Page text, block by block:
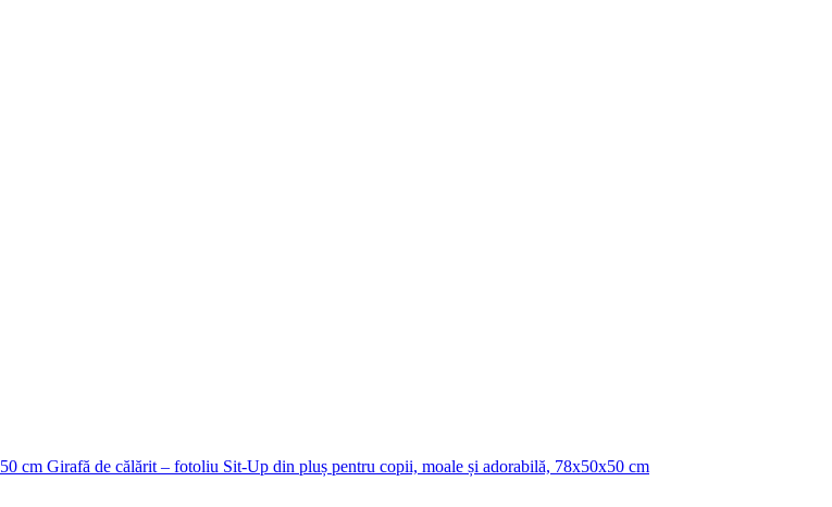
Girafă de călărit – fotoliu Sit-Up din pluș pentru copii, moale și adorabilă, 78x50x50 cm